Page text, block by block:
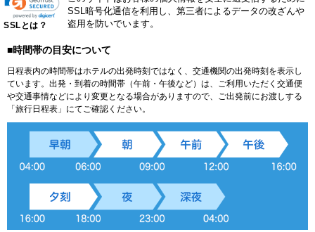
SSLとは？
SSL暗号化通信を利用し、第三者によるデータの改ざんや
盗用を防いでいます。
■時間帯の目安について
日程表内の時間帯はホテルの出発時刻ではなく、交通機関の出発時刻を表示し
ています。出発・到着の時間帯（午前・午後など）は、ご利用いただく交通便
や交通事情などにより変更となる場合がありますので、ご出発前にお渡しする
「旅行日程表」にてご確認ください。